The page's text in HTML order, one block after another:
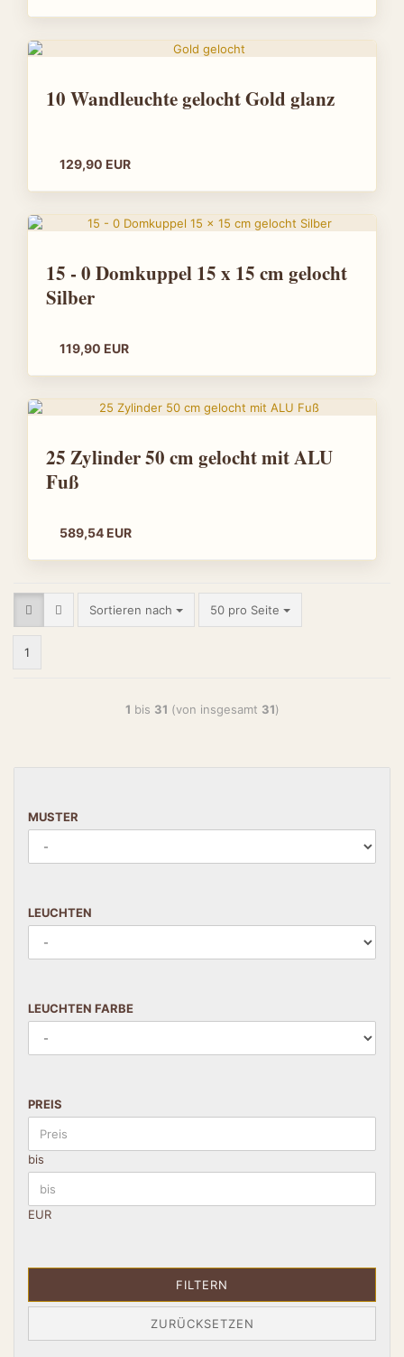
10 Wandleuchte gelocht Gold glanz
129,90 EUR
15 - 0 Domkuppel 15 x 15 cm gelocht
Silber
119,90 EUR
25 Zylinder 50 cm gelocht mit ALU
Fuß
589,54 EUR
Sortieren nach 50 pro Seite
1
1 bis 31 (von insgesamt 31)
MUSTER
LEUCHTEN
LEUCHTEN FARBE
PREIS
bis
EUR
FILTERN
ZURÜCKSETZEN